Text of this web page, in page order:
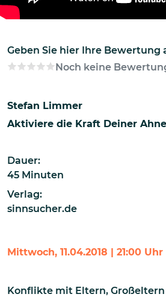
Geben Sie hier Ihre Bewertung
Noch keine
Stefan Limmer
Aktiviere die Kraft Deiner
Dauer:
45 Minuten
Verlag:
sinnsucher.de
Mittwoch, 11.04.2018 | 21:00 Uhr
Konflikte mit Eltern,